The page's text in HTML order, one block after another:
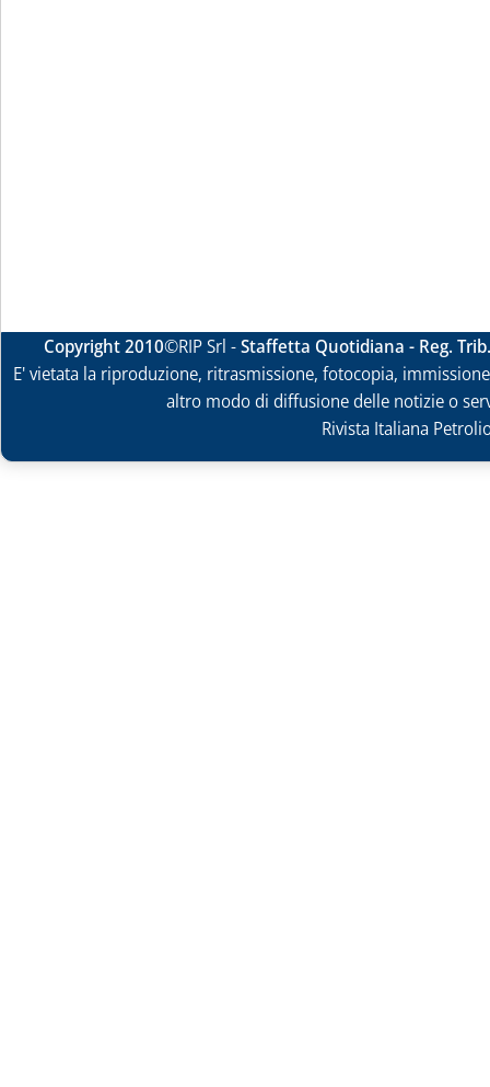
Copyright 2010©RIP Srl -Staffetta Quotidiana - Reg.
E' vietata la riproduzione, ritrasmissione, fotocopia,
altro modo di diffusione delle notizie o
Rivista Italiana